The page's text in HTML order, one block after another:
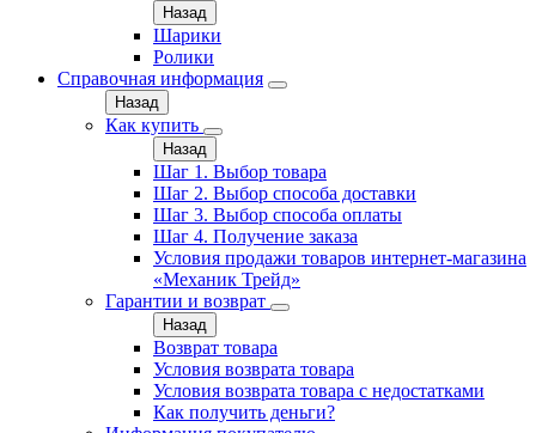
Назад
Шарики
Ролики
Справочная информация
Назад
Как купить
Назад
Шаг 1. Выбор товара
Шаг 2. Выбор способа доставки
Шаг 3. Выбор способа оплаты
Шаг 4. Получение заказа
Условия продажи товаров интернет-магазина
«Механик Трейд»
Гарантии и возврат
Назад
Возврат товара
Условия возврата товара
Условия возврата товара с недостатками
Как получить деньги?